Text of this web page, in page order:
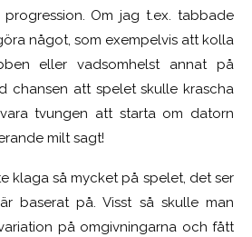
Om jag t.ex. tabbade
något, som exempelvis att kolla
eller vadsomhelst annat på
chansen att spelet skulle krascha
tvungen att starta om datorn
milt sagt!
klaga så mycket på spelet, det ser
baserat på. Visst så skulle man
på omgivningarna och fått